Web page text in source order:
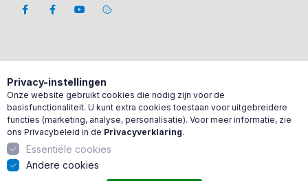
Privacy-instellingen
Onze website gebruikt cookies die nodig zijn voor de
basisfunctionaliteit. U kunt extra cookies toestaan voor uitgebreidere
functies (marketing, analyse, personalisatie). Voor meer informatie, zie
ons Privacybeleid in de Privacyverklaring.
Essentiële cookies
Andere cookies